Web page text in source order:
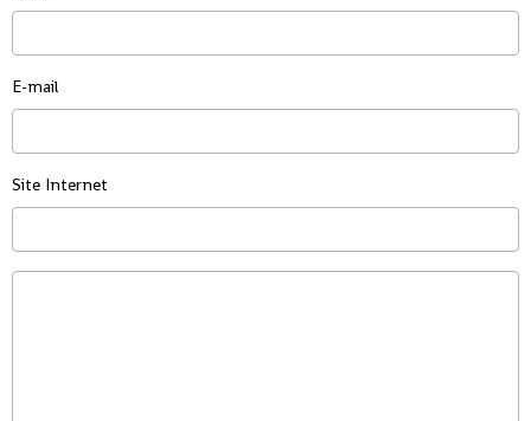
E-mail
Site Internet